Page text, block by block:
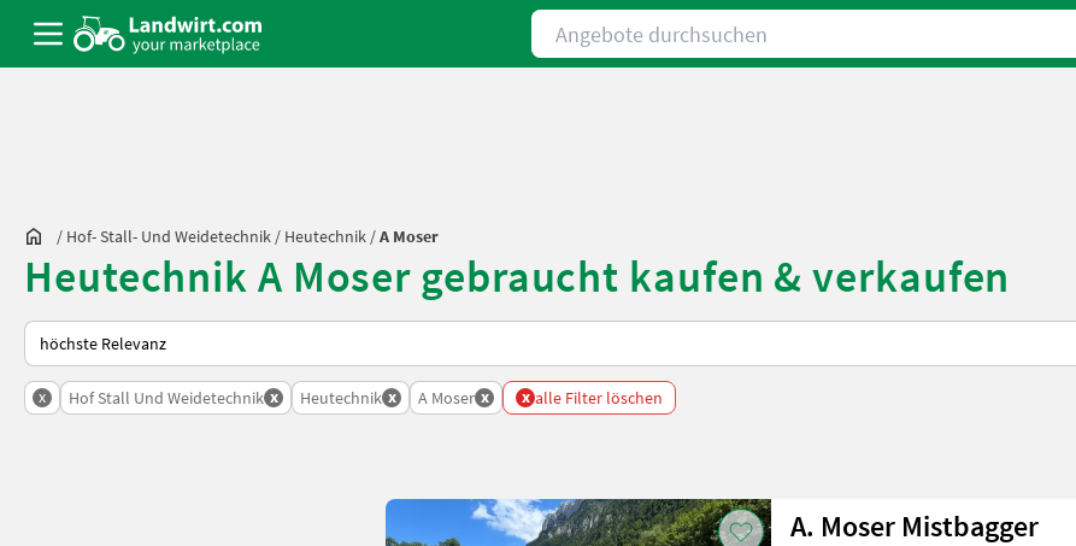
Angebote durchsuchen
/ Hof- Stall- Und Weidetechnik / Heutechnik /A Moser
Heutechnik A Moser gebraucht kaufen & verkaufen
So wird auf Landwirt.com sortiert
x Hof Stall Und Weidetechnik x Heutechnik x A Moser x x alle Filter löschen
A. Moser Mistbagger